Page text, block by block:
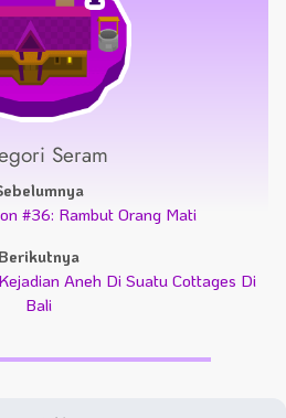
Seram
#36: Rambut Orang Mati
Berikutnya
Aneh Di Suatu Cottages Di
Bali